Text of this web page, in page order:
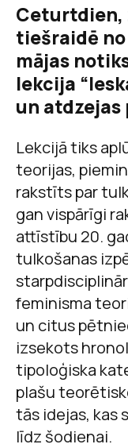
Ceturtdien,
tiešraidē no
mājas
lekcija
un atdzejas
Lekcijā tiks
teorijas,
rakstīts par
gan vispārīgi
attīstību 20.
tulkošanas
feminisma
un citus
izsekots
tipoloģiska
plašu
tās idejas, kas
līdz šodienai.